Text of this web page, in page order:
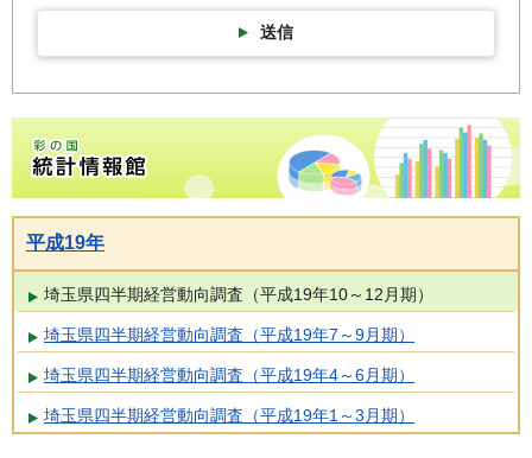
送信
彩の国統計情報館トップページ
平成19年
埼玉県四半期経営動向調査（平成19年10～12月期）
埼玉県四半期経営動向調査（平成19年7～9月期）
埼玉県四半期経営動向調査（平成19年4～6月期）
埼玉県四半期経営動向調査（平成19年1～3月期）